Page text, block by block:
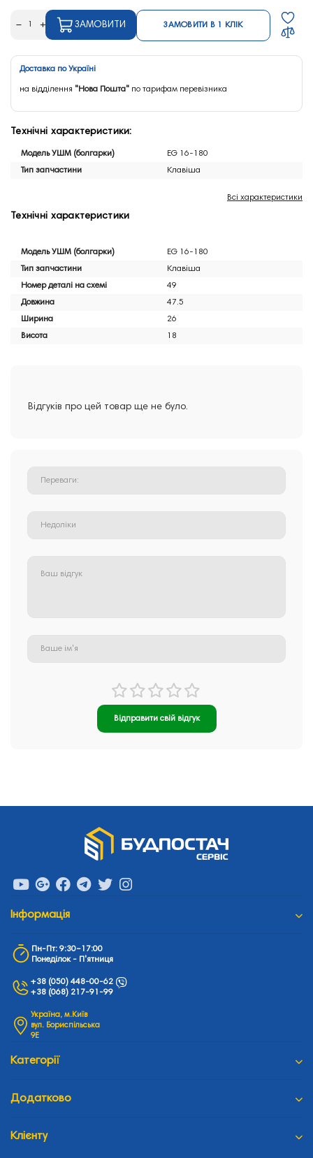
ЗАМОВИТИ ЗАМОВИТИ В 1 КЛІК
Доставка по Україні
на відділення "Нова Пошта" по тарифам перевізника
Технічні характеристики:
Модель УШМ (болгарки)
EG 16-180
Тип запчастини
Клавіша
Всі характеристики
Технічні характеристики
Модель УШМ (болгарки)
EG 16-180
Тип запчастини
Клавіша
Номер деталі на схемі
49
Довжина
47.5
Ширина
26
Висота
18
Відгуків про цей товар ще не було.
Відправити свій відгук
Iнформація
Пн-Пт: 9:30–17:00
Понеділок - П'ятниця
+38 (050) 448-00-62
+38 (068) 217-91-99
Україна, м.Київ
вул. Бориспільська
9Е
Категорії
Додатково
Клієнту